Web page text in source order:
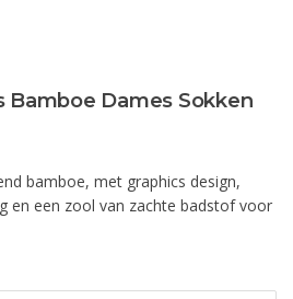
Bamboe Dames Sokken
bamboe, met graphics design,
en een zool van zachte badstof voor